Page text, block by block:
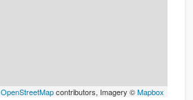
OpenStreetMapcontributors, Imagery ©Mapbox